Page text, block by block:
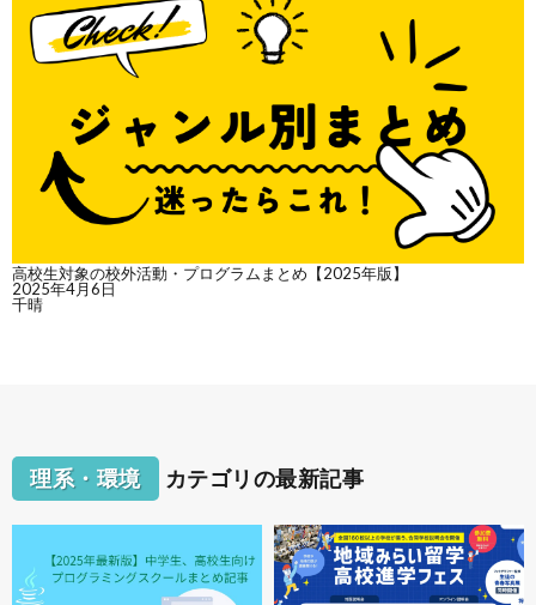
高校生対象の校外活動・プログラムまとめ【2025年版】
2025年4月6日
千晴
理系・環境 カテゴリの最新記事